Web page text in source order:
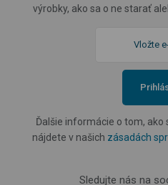
výrobky, ako sa o ne starať
Ďalšie informácie o tom,
nájdete v našich zásadách
Sledujte nás na